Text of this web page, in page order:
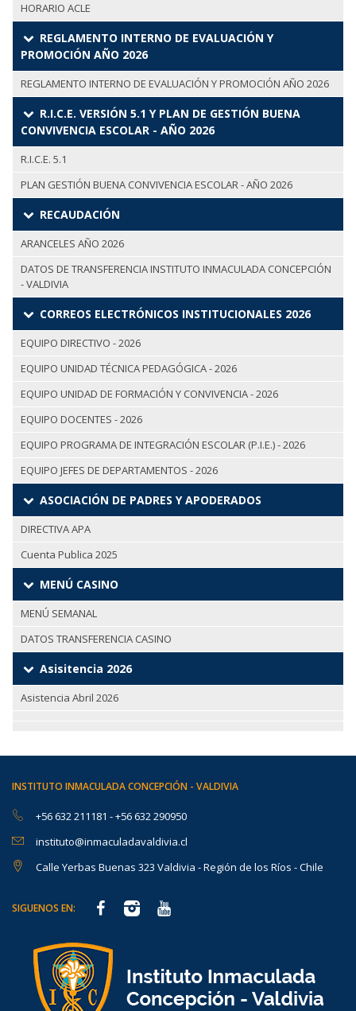
HORARIO ACLE
REGLAMENTO INTERNO DE EVALUACIÓN Y
PROMOCIÓN AÑO 2026
REGLAMENTO INTERNO DE EVALUACIÓN Y PROMOCIÓN AÑO 2026
R.I.C.E. VERSIÓN 5.1 Y PLAN DE GESTIÓN BUENA
CONVIVENCIA ESCOLAR - AÑO 2026
R.I.C.E. 5.1
PLAN GESTIÓN BUENA CONVIVENCIA ESCOLAR - AÑO 2026
RECAUDACIÓN
ARANCELES AÑO 2026
DATOS DE TRANSFERENCIA INSTITUTO INMACULADA CONCEPCIÓN
- VALDIVIA
CORREOS ELECTRÓNICOS INSTITUCIONALES 2026
EQUIPO DIRECTIVO - 2026
EQUIPO UNIDAD TÉCNICA PEDAGÓGICA - 2026
EQUIPO UNIDAD DE FORMACIÓN Y CONVIVENCIA - 2026
EQUIPO DOCENTES - 2026
EQUIPO PROGRAMA DE INTEGRACIÓN ESCOLAR (P.I.E.) - 2026
EQUIPO JEFES DE DEPARTAMENTOS - 2026
ASOCIACIÓN DE PADRES Y APODERADOS
DIRECTIVA APA
Cuenta Publica 2025
MENÚ CASINO
MENÚ SEMANAL
DATOS TRANSFERENCIA CASINO
Asisitencia 2026
Asistencia Abril 2026
INSTITUTO INMACULADA CONCEPCIÓN - VALDIVIA
+56 632 211181 -+56 632 290950
instituto@inmaculadavaldivia.cl
Calle Yerbas Buenas 323 Valdivia - Región de los Ríos - Chile
SIGUENOS EN: